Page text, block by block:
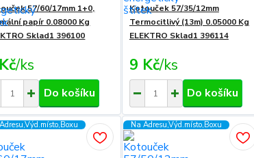
57/60/17mm 1+0,
papír 0.08000 Kg
Sklad1 396100
/ks
Do košíku
Kotouček 57/35/12mm
Termocitlivý (13m) 0.05000 Kg
ELEKTRO Sklad1 396114
9 Kč/ks
Do košíku
Na Adresu,Výd.místo,Boxu